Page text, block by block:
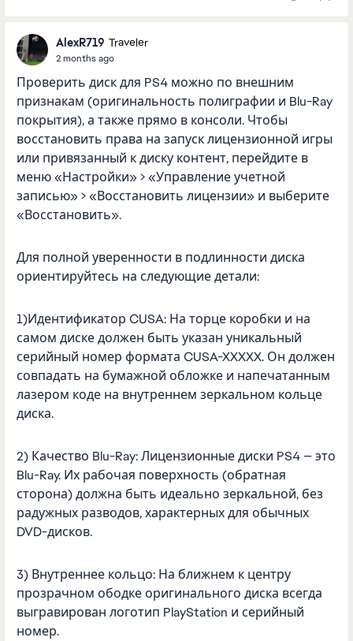
AlexR719 Traveler
2 months ago
Проверить диск для PS4 можно по внешним
признакам (оригинальность полиграфии и Blu-Ray
покрытия), а также прямо в консоли. Чтобы
восстановить права на запуск лицензионной игры
или привязанный к диску контент, перейдите в
меню «Настройки» > «Управление учетной
записью» > «Восстановить лицензии» и выберите
«Восстановить».
Для полной уверенности в подлинности диска
ориентируйтесь на следующие детали:
1)Идентификатор CUSA: На торце коробки и на
самом диске должен быть указан уникальный
серийный номер формата CUSA-XXXXX. Он должен
совпадать на бумажной обложке и напечатанным
лазером коде на внутреннем зеркальном кольце
диска.
2) Качество Blu-Ray: Лицензионные диски PS4 — это
Blu-Ray. Их рабочая поверхность (обратная
сторона) должна быть идеально зеркальной, без
радужных разводов, характерных для обычных
DVD-дисков.
3) Внутреннее кольцо: На ближнем к центру
прозрачном ободке оригинального диска всегда
выгравирован логотип PlayStation и серийный
номер.